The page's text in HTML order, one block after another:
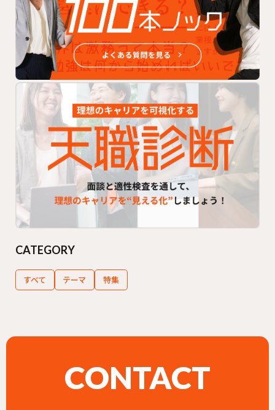
CATEGORY
すべて テーマ 特集
CONTACT